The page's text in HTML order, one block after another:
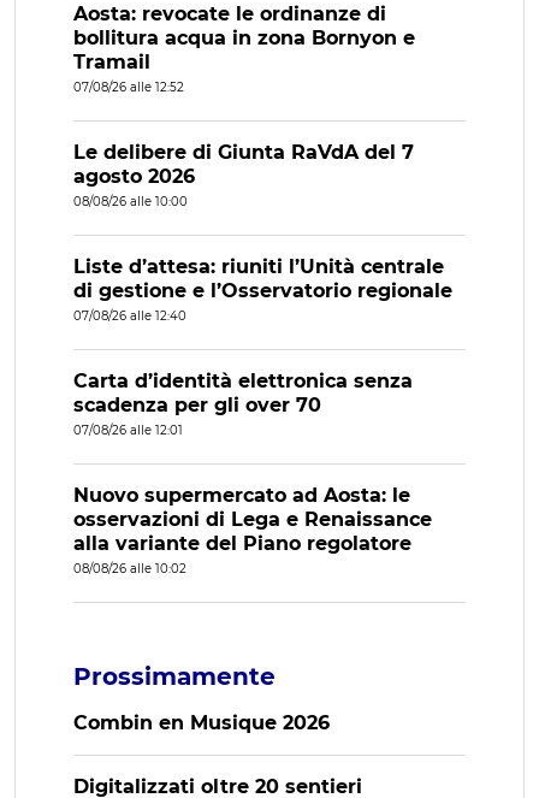
Aosta: revocate le ordinanze di
bollitura acqua in zona Bornyon e
Tramail
07/08/26 alle 12:52
Le delibere di Giunta RaVdA del 7
agosto 2026
08/08/26 alle 10:00
Liste d’attesa: riuniti l’Unità centrale
di gestione e l’Osservatorio regionale
07/08/26 alle 12:40
Carta d’identità elettronica senza
scadenza per gli over 70
07/08/26 alle 12:01
Nuovo supermercato ad Aosta: le
osservazioni di Lega e Renaissance
alla variante del Piano regolatore
08/08/26 alle 10:02
Prossimamente
Combin en Musique 2026
Digitalizzati oltre 20 sentieri